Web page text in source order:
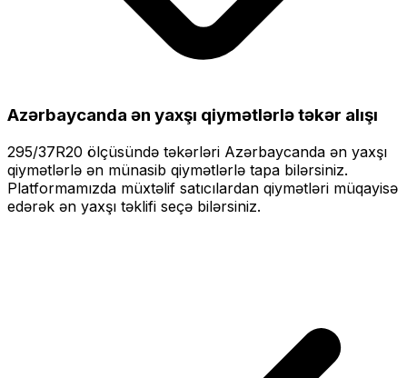
Azərbaycanda ən yaxşı qiymətlərlətəkər alışı
295/37R20 ölçüsündə təkərləri Azərbaycanda ən yaxşı
qiymətlərlə ən münasib qiymətlərlə tapa bilərsiniz.
Platformamızda müxtəlif satıcılardan qiymətləri müqayisə
edərək ən yaxşı təklifi seçə bilərsiniz.